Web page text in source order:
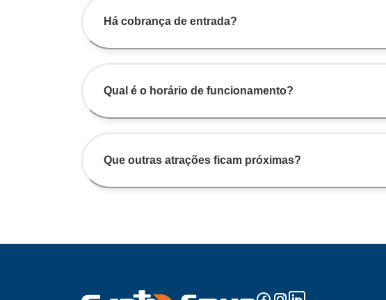
Há cobrança de entrada?
Qual é o horário de funcionamento?
Que outras atrações ficam próximas?